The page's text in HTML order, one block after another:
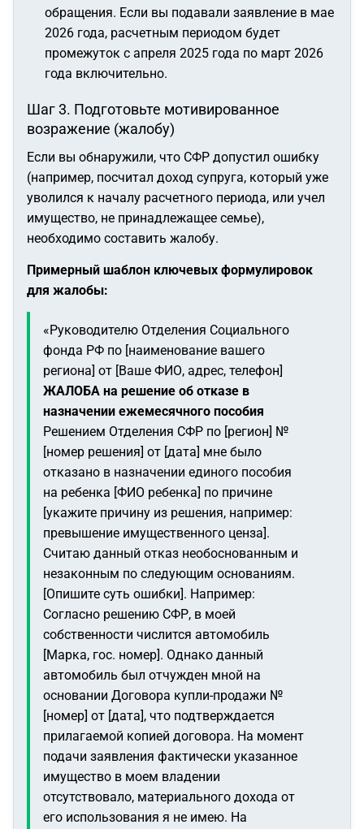
обращения. Если вы подавали заявление в мае
2026 года, расчетным периодом будет
промежуток с апреля 2025 года по март 2026
года включительно.
Шаг 3. Подготовьте мотивированное
возражение (жалобу)
Если вы обнаружили, что СФР допустил ошибку
(например, посчитал доход супруга, который уже
уволился к началу расчетного периода, или учел
имущество, не принадлежащее семье),
необходимо составить жалобу.
Примерный шаблон ключевых формулировок
для жалобы:
«Руководителю Отделения Социального
фонда РФ по [наименование вашего
региона] от [Ваше ФИО, адрес, телефон]
ЖАЛОБА на решение об отказе в
назначении ежемесячного пособия
Решением Отделения СФР по [регион] №
[номер решения] от [дата] мне было
отказано в назначении единого пособия
на ребенка [ФИО ребенка] по причине
[укажите причину из решения, например:
превышение имущественного ценза].
Считаю данный отказ необоснованным и
незаконным по следующим основаниям.
[Опишите суть ошибки]. Например:
Согласно решению СФР, в моей
собственности числится автомобиль
[Марка, гос. номер]. Однако данный
автомобиль был отчужден мной на
основании Договора купли-продажи №
[номер] от [дата], что подтверждается
прилагаемой копией договора. На момент
подачи заявления фактически указанное
имущество в моем владении
отсутствовало, материального дохода от
его использования я не имею. На